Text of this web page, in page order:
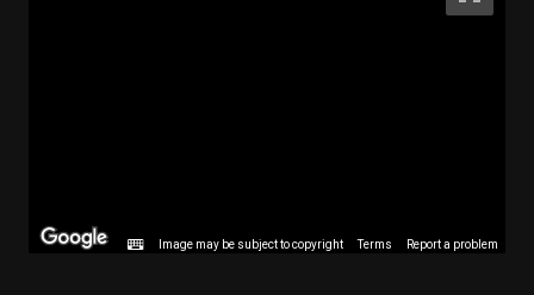
Image may be subject to copyright Terms Report a problem